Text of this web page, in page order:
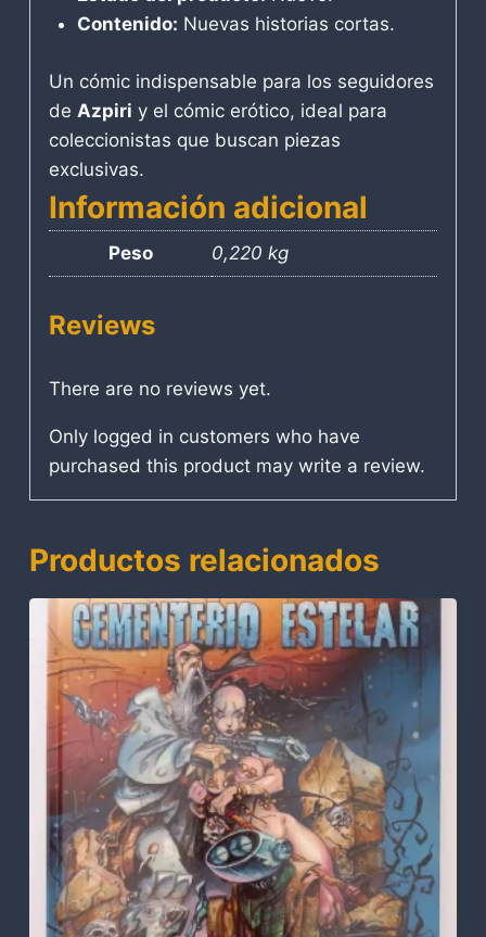
Contenido: Nuevas historias cortas.
Un cómic indispensable para los seguidores
de Azpiri y el cómic erótico, ideal para
coleccionistas que buscan piezas
exclusivas.
Información adicional
Peso 0,220 kg
Reviews
There are no reviews yet.
Only logged in customers who have
purchased this product may write a review.
Productos relacionados